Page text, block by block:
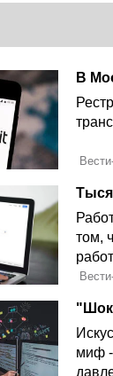
том,
миф -